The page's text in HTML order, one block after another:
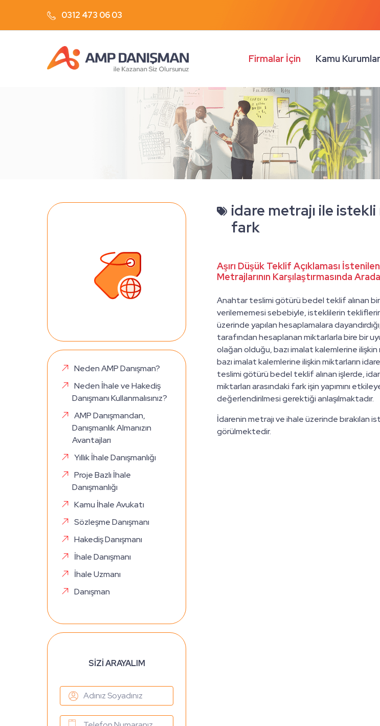
0312 473 06 03
Firmalar İçin Kamu
Neden AMP Danışman?
Neden İhale ve Hakediş
Danışmanı Kullanmalısınız?
AMP Danışmandan,
Danışmanlık Almanızın
Avantajları
Yıllık İhale Danışmanlığı
Proje Bazlı İhale
Danışmanlığı
Kamu İhale Avukatı
Sözleşme Danışmanı
Hakediş Danışmanı
İhale Danışmanı
İhale Uzmanı
Danışman
SİZİ ARAYALIM
idare metrajı ile istekli
fark
Aşırı Düşük Teklif Açıklaması
Metrajlarının Karşılaştırmasında
Anahtar teslimi götürü bedel teklif alınan
verilememesi sebebiyle, isteklilerin
üzerinde yapılan hesaplamalara
tarafından hesaplanan miktarlarla bire bir
olağan olduğu, bazı imalat kalemlerine
bazı imalat kalemlerine ilişkin miktarların
teslimi götürü bedel teklif alınan işlerde,
miktarları arasındaki fark işin yapımını
değerlendirilmesi gerektiği anlaşılmaktadır.
İdarenin metrajı ve ihale üzerinde bırakılan
görülmektedir.